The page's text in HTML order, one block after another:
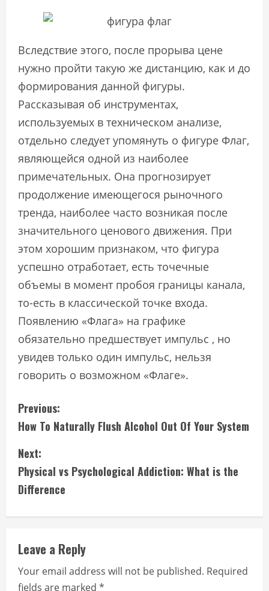
Вследствие этого, после прорыва цене
нужно пройти такую же дистанцию, как и до
формирования данной фигуры.
Рассказывая об инструментах,
используемых в техническом анализе,
отдельно следует упомянуть о фигуре Флаг,
являющейся одной из наиболее
примечательных. Она прогнозирует
продолжение имеющегося рыночного
тренда, наиболее часто возникая после
значительного ценового движения. При
этом хорошим признаком, что фигура
успешно отработает, есть точечные
объемы в момент пробоя границы канала,
то-есть в классической точке входа.
Появлению «Флага» на графике
обязательно предшествует импульс , но
увидев только один импульс, нельзя
говорить о возможном «Флаге».
C
o
n
t
i
n
u
Previous:
How To Naturally Flush Alcohol Out Of Your System
Next:
Physical vs Psychological Addiction: What is the
Difference
Leave a Reply
Your email address will not be published. Required
fields are marked *